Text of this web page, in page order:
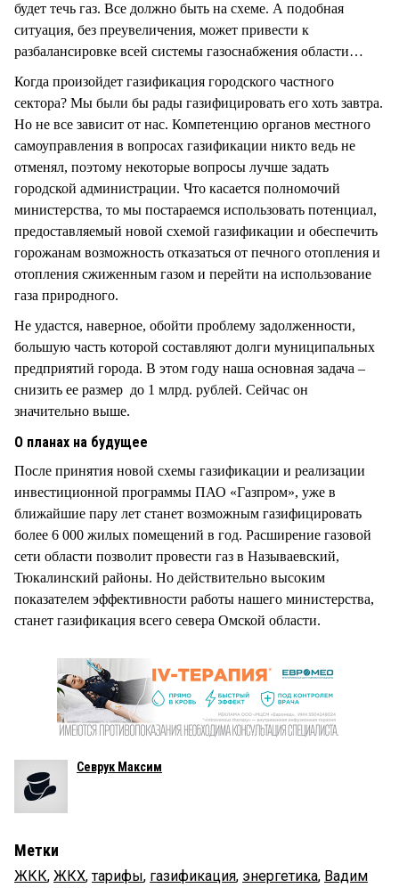
будет течь газ. Все должно быть на схеме. А подобная
ситуация, без преувеличения, может привести к
разбалансировке всей системы газоснабжения области…
Когда произойдет газификация городского частного
сектора? Мы были бы рады газифицировать его хоть завтра.
Но не все зависит от нас. Компетенцию органов местного
самоуправления в вопросах газификации никто ведь не
отменял, поэтому некоторые вопросы лучше задать
городской администрации. Что касается полномочий
министерства, то мы постараемся использовать потенциал,
предоставляемый новой схемой газификации и обеспечить
горожанам возможность отказаться от печного отопления и
отопления сжиженным газом и перейти на использование
газа природного.
Не удастся, наверное, обойти проблему задолженности,
большую часть которой составляют долги муниципальных
предприятий города. В этом году наша основная задача –
снизить ее размер до 1 млрд. рублей. Сейчас он
значительно выше.
О планах на будущее
После принятия новой схемы газификации и реализации
инвестиционной программы ПАО «Газпром», уже в
ближайшие пару лет станет возможным газифицировать
более 6 000 жилых помещений в год. Расширение газовой
сети области позволит провести газ в Называевский,
Тюкалинский районы. Но действительно высоким
показателем эффективности работы нашего министерства,
станет газификация всего севера Омской области.
Севрук Максим
Метки
ЖКК, ЖКХ,тарифы, газификация, энергетика, Вадим